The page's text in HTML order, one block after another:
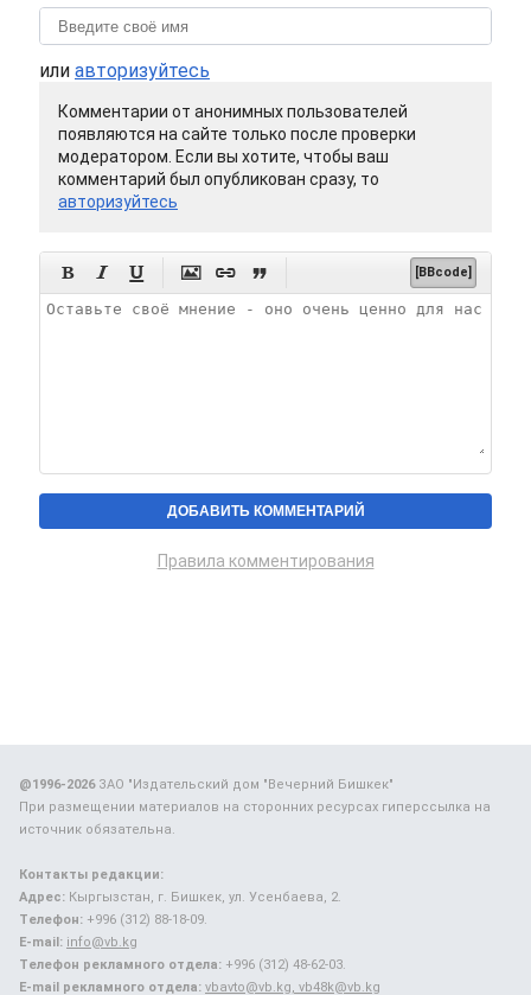
или авторизуйтесь
Комментарии от анонимных пользователей
появляются на сайте только после проверки
модератором. Если вы хотите, чтобы ваш
комментарий был опубликован сразу, то
авторизуйтесь
      [BBcode]
Правила комментирования
@1996-2026ЗАО "Издательский дом "Вечерний Бишкек"
При размещении материалов на сторонних ресурсах гиперссылка на
источник обязательна.
Контакты редакции:
Адрес: Кыргызстан, г. Бишкек, ул. Усенбаева, 2.
Телефон: +996 (312) 88-18-09.
E-mail: info@vb.kg
Телефон рекламного отдела: +996 (312) 48-62-03.
E-mail рекламного отдела: vbavto@vb.kg, vb48k@vb.kg